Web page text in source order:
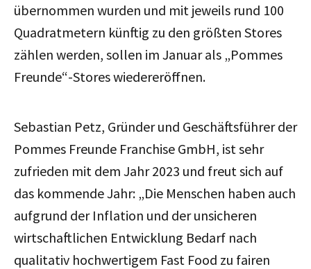
übernommen wurden und mit jeweils rund 100
Quadratmetern künftig zu den größten Stores
zählen werden, sollen im Januar als „Pommes
Freunde“-Stores wiedereröffnen.
Sebastian Petz, Gründer und Geschäftsführer der
Pommes Freunde Franchise GmbH, ist sehr
zufrieden mit dem Jahr 2023 und freut sich auf
das kommende Jahr: „Die Menschen haben auch
aufgrund der Inflation und der unsicheren
wirtschaftlichen Entwicklung Bedarf nach
qualitativ hochwertigem Fast Food zu fairen